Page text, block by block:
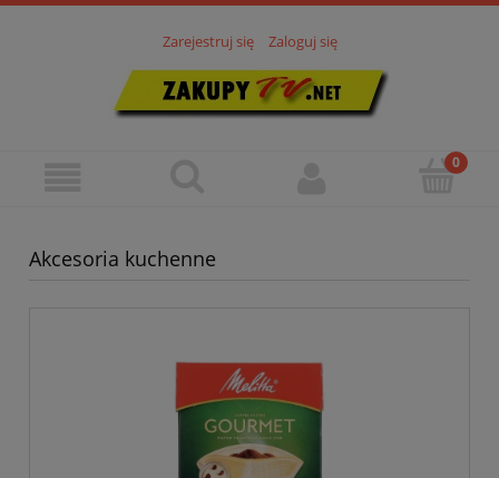
Zarejestruj się Zaloguj się
Akcesoria kuchenne